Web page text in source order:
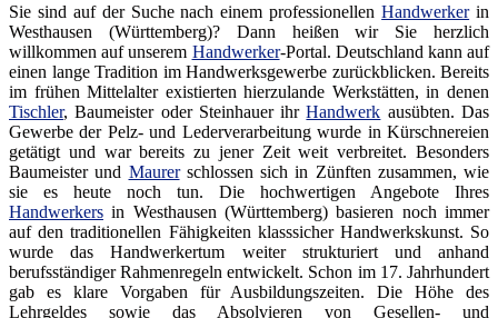
Sie sind auf der Suche nach einem professionellenHandwerkerin
Westhausen (Württemberg)? Dann heißen wir Sie herzlich
willkommen auf unserem Handwerker-Portal. Deutschland kann auf
einen lange Tradition im Handwerksgewerbe zurückblicken. Bereits
im frühen Mittelalter existierten hierzulande Werkstätten, in denen
Tischler, Baumeister oder Steinhauer ihrHandwerk ausübten. Das
Gewerbe der Pelz- und Lederverarbeitung wurde in Kürschnereien
getätigt und war bereits zu jener Zeit weit verbreitet. Besonders
Baumeister und Maurerschlossen sich in Zünften zusammen, wie
sie es heute noch tun. Die hochwertigen Angebote Ihres
Handwerkers in Westhausen (Württemberg) basieren noch immer
auf den traditionellen Fähigkeiten klasssicher Handwerkskunst. So
wurde das Handwerkertum weiter strukturiert und anhand
berufsständiger Rahmenregeln entwickelt. Schon im 17. Jahrhundert
gab es klare Vorgaben für Ausbildungszeiten. Die Höhe des
Lehrgeldes sowie das Absolvieren von Gesellen- und